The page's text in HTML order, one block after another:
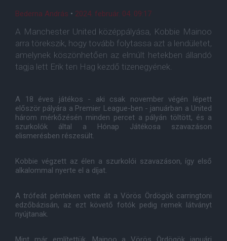
Bederna András • 2024. február. 04. 09:17
A Manchester United középpályása, Kobbie Mainoo
arra törekszik, hogy tovább folytassa azt a lendületet,
amelynek köszönhetően az elmúlt hetekben állandó
tagja lett Erik ten Hag kezdő tizenegyének.
A 18 éves játékos - aki csak november végén lépett
először pályára a Premier League-ben - januárban a United
három mérkőzésén minden percet a pályán töltött, és a
szurkolók által a Hónap Játékosa szavazáson
elismerésben részesült.
Kobbie végzett az élen a szurkolói szavazáson, így első
alkalommal nyerte el a díjat.
A trófeát pénteken vette át a Vörös Ördögök carringtoni
edzőbázisán, az ezt követő fotók pedig remek látványt
nyújtanak.